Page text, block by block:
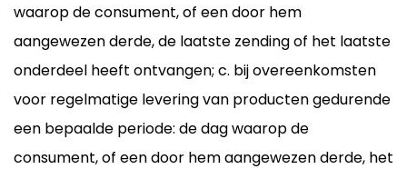
waarop de consument, of een door hem
aangewezen derde, de laatste zending of het laatste
onderdeel heeft ontvangen; c. bij overeenkomsten
voor regelmatige levering van producten gedurende
een bepaalde periode: de dag waarop de
consument, of een door hem aangewezen derde, het